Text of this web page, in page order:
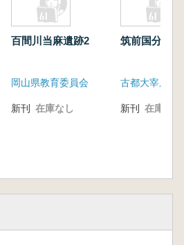
百間川当麻遺跡2
岡山県教育委員会
新刊 在庫なし
筑前国分尼
古都大宰府を
新刊 在庫なし